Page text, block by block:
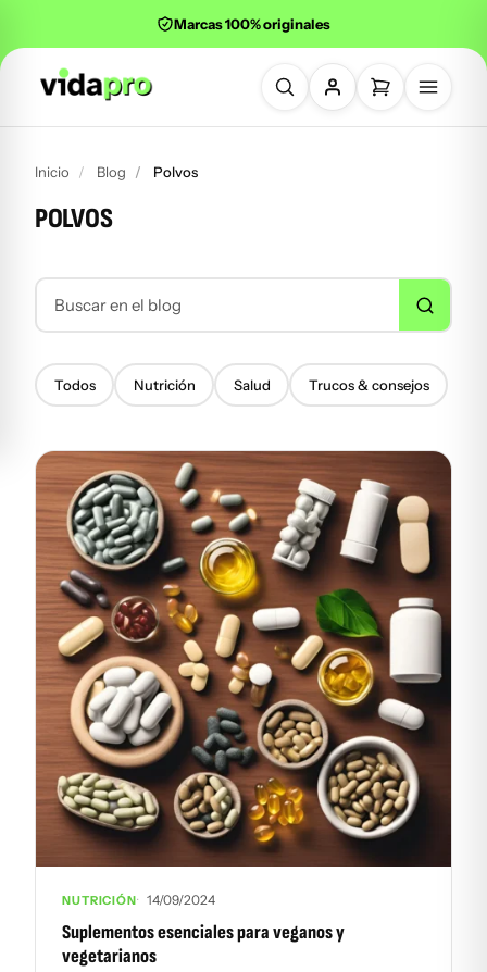
Marcas 100% originales
Buscar productos
Inicio Blog Polvos
POLVOS
Buscar en el blog
Todos Nutrición Salud Trucos & consejos
NUTRICIÓN 14/09/2024
Suplementos esenciales para veganos y
vegetarianos